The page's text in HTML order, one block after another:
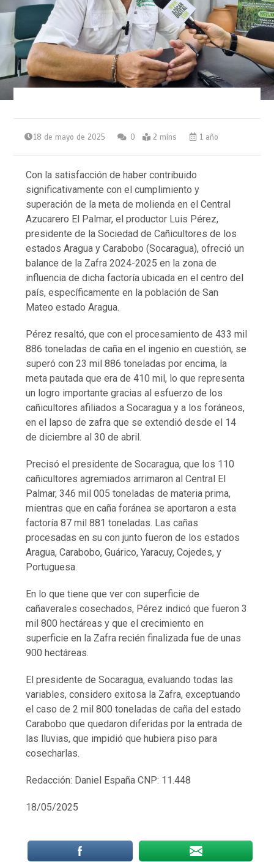
18 de mayo de 2025 0 2 mins 1 año
Con la satisfacción de haber contribuido
significativamente con el cumplimiento y
superación de la meta de molienda en el Central
Azucarero El Palmar, el productor Luis Pérez,
presidente de la Sociedad de Cañicultores de los
estados Aragua y Carabobo (Socaragua), ofreció un
balance de la Zafra 2024-2025 en la zona de
influencia de dicha factoría ubicada en el centro del
país, específicamente en la población de San
Mateo estado Aragua.
Pérez resaltó, que con el procesamiento de 433 mil
886 toneladas de caña en el ingenio en cuestión, se
superó con 23 mil 886 toneladas por encima, la
meta pautada que era de 410 mil, lo que representa
un logro importante gracias al esfuerzo de los
cañicultores afiliados a Socaragua y a los foráneos,
en el lapso de zafra que se extendió desde el 14
de diciembre al 30 de abril.
Precisó el presidente de Socaragua, que los 110
cañicultores agremiados arrimaron al Central El
Palmar, 346 mil 005 toneladas de materia prima,
mientras que en caña foránea se aportaron a esta
factoría 87 mil 881 toneladas. Las cañas
procesadas en su con junto fueron de los estados
Aragua, Carabobo, Guárico, Yaracuy, Cojedes, y
Portuguesa.
En lo que tiene que ver con superficie de
cañaverales cosechados, Pérez indicó que fueron 3
mil 800 hectáreas y que el crecimiento en
superficie en la Zafra recién finalizada fue de unas
900 hectáreas.
El presidente de Socaragua, evaluando todas las
variables, considero exitosa la Zafra, exceptuando
el caso de 2 mil 800 toneladas de caña del estado
Carabobo que quedaron diferidas por la entrada de
las lluvias, que impidió que hubiera piso para
cosecharlas.
Redacción: Daniel España CNP: 11.448
18/05/2025